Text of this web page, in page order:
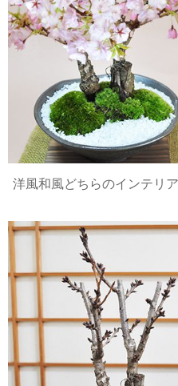
こちらの勘違いでお電話
く対応していただき、あ
評価：★★★★★
大変喜ばれました
就職祝い、退職祝いの贈
た。電話での問合せに
でついていて、贈った
た。個体によって開花
が、いずれも少しずつ
ぐらいに華やかな満開を
評価：★★★★★
洋風和風どちらのインテリ